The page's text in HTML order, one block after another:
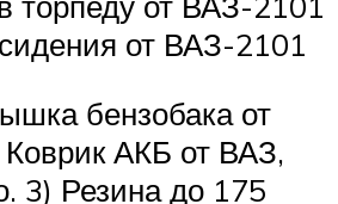
от ВАЗ-2101
бензобака от
Коврик АКБ от ВАЗ,
3) Резина до 175